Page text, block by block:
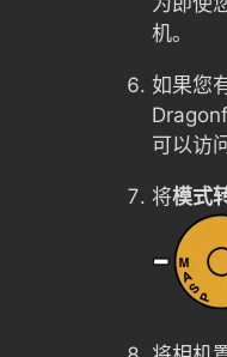
机。
如果您
可以访
将模式